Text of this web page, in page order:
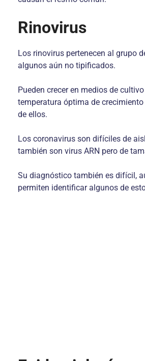
Rinovirus
Los rinovirus pertenecen al grupo
algunos aún no tipificados.
Pueden crecer en medios de
temperatura óptima de
de ellos.
Los coronavirus son difíciles de
también son virus ARN pero de
Su diagnóstico también es difícil,
permiten identificar algunos de